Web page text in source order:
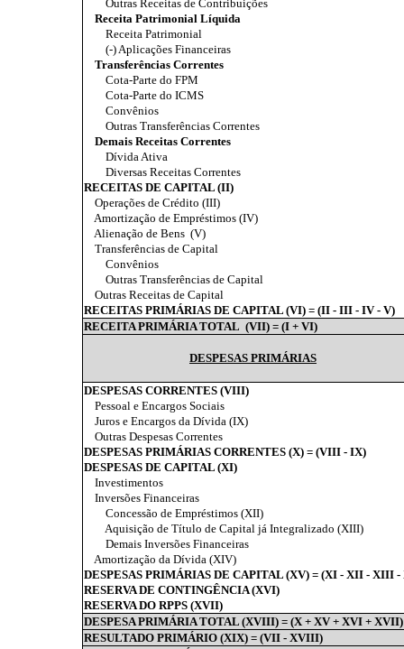
Outras Receitas de Contribuições
Receita Patrimonial Líquida
Receita Patrimonial
(-) Aplicações Financeiras
Transferências Correntes
Cota-Parte do FPM
Cota-Parte do ICMS
Convênios
Outras Transferências Correntes
Demais Receitas Correntes
Dívida Ativa
Diversas Receitas Correntes
RECEITAS DE CAPITAL (II)
Operações de Crédito (III)
Amortização de Empréstimos (IV)
Alienação de Bens (V)
Transferências de Capital
Convênios
Outras Transferências de Capital
Outras Receitas de Capital
RECEITAS PRIMÁRIAS DE CAPITAL (VI) = (II - III - IV - V)
RECEITA PRIMÁRIA TOTAL (VII) = (I + VI)
DESPESAS PRIMÁRIAS
DESPESAS CORRENTES (VIII)
Pessoal e Encargos Sociais
Juros e Encargos da Dívida (IX)
Outras Despesas Correntes
DESPESAS PRIMÁRIAS CORRENTES (X) = (VIII - IX)
DESPESAS DE CAPITAL (XI)
Investimentos
Inversões Financeiras
Concessão de Empréstimos (XII)
Aquisição de Título de Capital já Integralizado (XIII)
Demais Inversões Financeiras
Amortização da Dívida (XIV)
DESPESAS PRIMÁRIAS DE CAPITAL (XV) = (XI - XII - XIII -
RESERVA DE CONTINGÊNCIA (XVI)
RESERVA DO RPPS (XVII)
DESPESA PRIMÁRIA TOTAL (XVIII) = (X + XV + XVI + XVII)
RESULTADO PRIMÁRIO (XIX) = (VII - XVIII)